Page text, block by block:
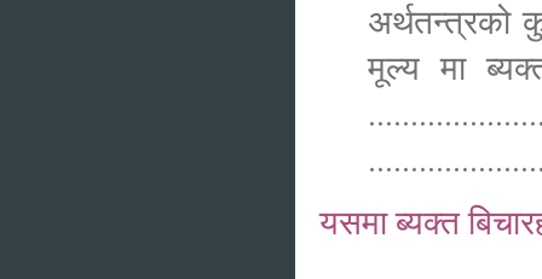
अर्थतन्त्रको
मूल्य
यसमा ब्यक्त